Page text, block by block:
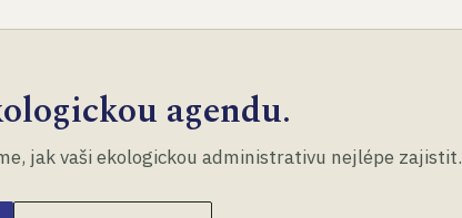
agendu.
jak vaši ekologickou administrativu nejlépe zajistit.